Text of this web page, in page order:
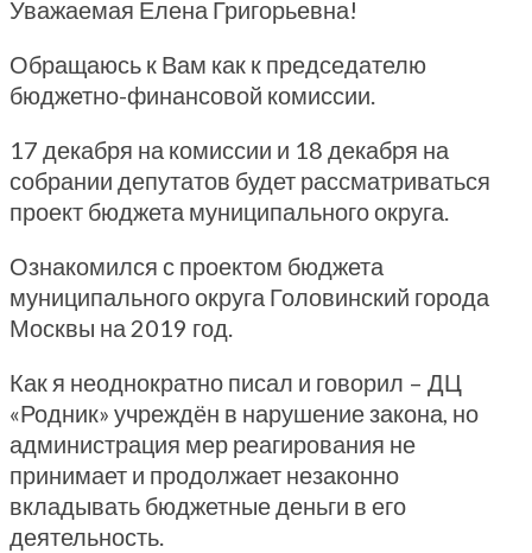
Уважаемая Елена Григорьевна!
Обращаюсь к Вам как к председателю
бюджетно-финансовой комиссии.
17 декабря на комиссии и 18 декабря на
собрании депутатов будет рассматриваться
проект бюджета муниципального округа.
Ознакомился с проектом бюджета
муниципального округа Головинский города
Москвы на 2019 год.
Как я неоднократно писал и говорил – ДЦ
«Родник» учреждён в нарушение закона, но
администрация мер реагирования не
принимает и продолжает незаконно
вкладывать бюджетные деньги в его
деятельность.